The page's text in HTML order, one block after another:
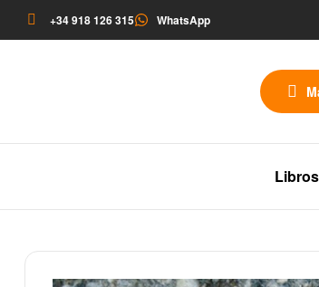
+34 918 126 315 WhatsApp
Libros